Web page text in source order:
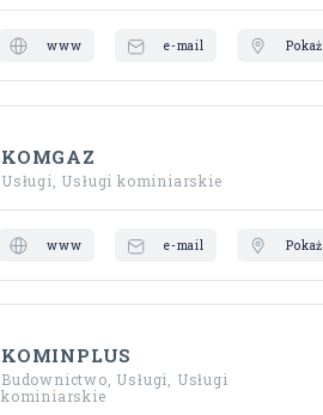
www e-mail
KOMGAZ
Usługi, Usługi kominiarskie
www e-mail
KOMINPLUS
Budownictwo, Usługi, Usługi
kominiarskie